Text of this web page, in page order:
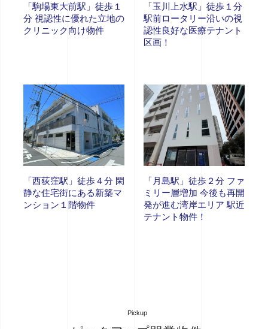
「駒場東大前駅」徒歩１
分 視認性に優れた立地の
クリニック向け物件
「玉川上水駅」徒歩１分
駅前ロータリー沿いの視
認性良好な医療テナント
区画！
「西荻窪駅」徒歩４分 閑
静な住宅街にある新築マ
ンション１階物件
「月島駅」徒歩２分 ファ
ミリー層増加 今後も再開
発が進む湾岸エリア 駅近
テナント物件！
Pickup